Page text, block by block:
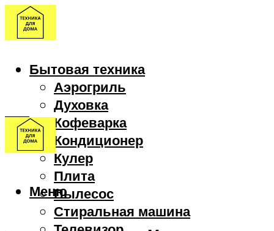
Бытовая техника
Аэрогриль
Духовка
Кофеварка
Кондиционер
Кулер
Плита
Пылесос
Стиральная машина
Меню